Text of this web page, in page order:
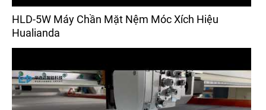
HLD-5W Máy Chần Mặt Nệm Móc Xích Hiệu
Hualianda